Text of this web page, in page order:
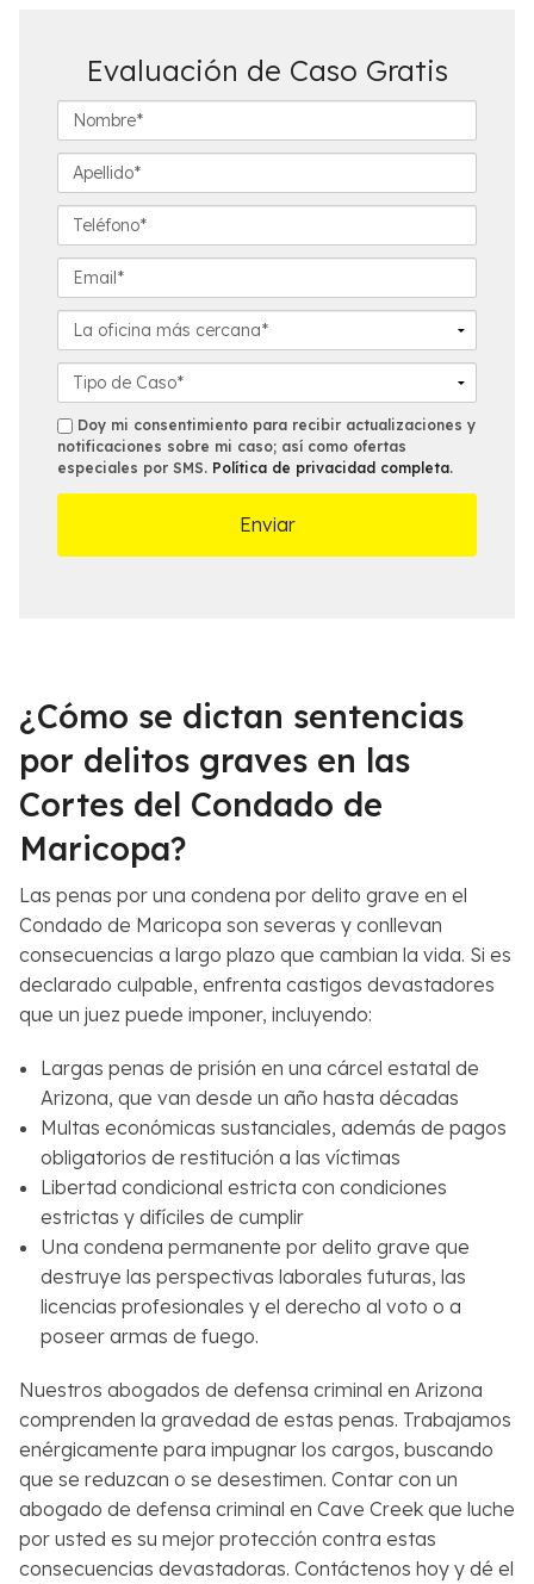
Evaluación de Caso Gratis
o
m
r
*
p
e
l
d
*
e
l
f
n
*
m
a
l
a
o
i
c
i
n
a
a
*
e
t
a
l
l
s
o
s
m
s
Doy mi consentimiento para recibir actualizaciones y
notificaciones sobre mi caso; así como ofertas
especiales por SMS. Política de privacidad completa.
¿Cómo se dictan sentencias
por delitos graves en las
Cortes del Condado de
Maricopa?
Las penas por una condena por delito grave en el
Condado de Maricopa son severas y conllevan
consecuencias a largo plazo que cambian la vida. Si es
declarado culpable, enfrenta castigos devastadores
que un juez puede imponer, incluyendo:
Largas penas de prisión en una cárcel estatal de
Arizona, que van desde un año hasta décadas
Multas económicas sustanciales, además de pagos
obligatorios de restitución a las víctimas
Libertad condicional estricta con condiciones
estrictas y difíciles de cumplir
Una condena permanente por delito grave que
destruye las perspectivas laborales futuras, las
licencias profesionales y el derecho al voto o a
poseer armas de fuego.
Nuestros abogados de defensa criminal en Arizona
comprenden la gravedad de estas penas. Trabajamos
enérgicamente para impugnar los cargos, buscando
que se reduzcan o se desestimen. Contar con un
abogado de defensa criminal en Cave Creek que luche
por usted es su mejor protección contra estas
consecuencias devastadoras. Contáctenos hoy y dé el